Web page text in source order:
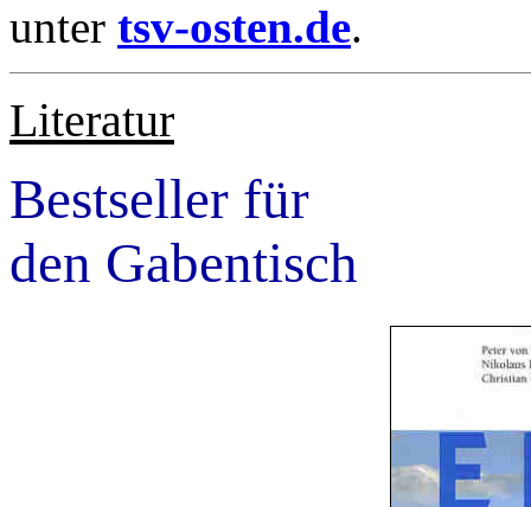
unter tsv-osten.de.
Literatur
Bestseller für
den Gabentisch